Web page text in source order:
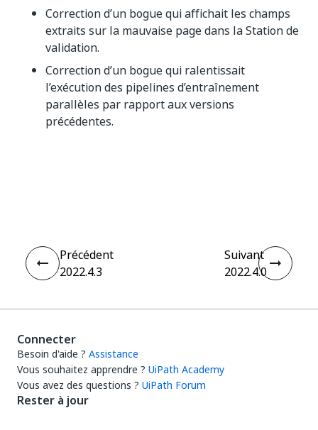
Correction d’un bogue qui affichait les champs
extraits sur la mauvaise page dans la Station de
validation.
Correction d’un bogue qui ralentissait
l’exécution des pipelines d’entraînement
parallèles par rapport aux versions
précédentes.
Précédent
2022.4.3
Suivant
2022.4.0
Connecter
Besoin d'aide ? Assistance
Vous souhaitez apprendre ? UiPath Academy
Vous avez des questions ? UiPath Forum
Rester à jour